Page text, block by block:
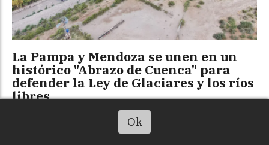
La Pampa y Mendoza se unen en un
histórico "Abrazo de Cuenca" para
defender la Ley de Glaciares y los ríos
libres
El encuentro se realizará los días 15, 16 y 17 de
Ok